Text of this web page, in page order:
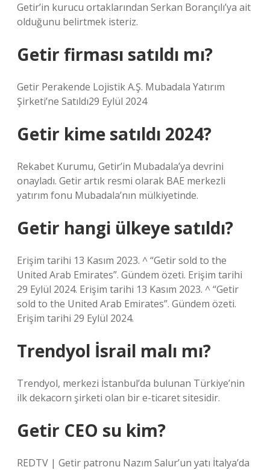
Getir’in kurucu ortaklarından Serkan Borançılı’ya ait
olduğunu belirtmek isteriz.
Getir firması satıldı mı?
Getir Perakende Lojistik A.Ş. Mubadala Yatırım
Şirketi’ne Satıldı29 Eylül 2024
Getir kime satıldı 2024?
Rekabet Kurumu, Getir’in Mubadala’ya devrini
onayladı. Getir artık resmi olarak BAE merkezli
yatırım fonu Mubadala’nın mülkiyetinde.
Getir hangi ülkeye satıldı?
Erişim tarihi 13 Kasım 2023. ^ “Getir sold to the
United Arab Emirates”. Gündem özeti. Erişim tarihi
29 Eylül 2024. Erişim tarihi 13 Kasım 2023. ^ “Getir
sold to the United Arab Emirates”. Gündem özeti.
Erişim tarihi 29 Eylül 2024.
Trendyol İsrail malı mı?
Trendyol, merkezi İstanbul’da bulunan Türkiye’nin
ilk dekacorn şirketi olan bir e-ticaret sitesidir.
Getir CEO su kim?
REDTV | Getir patronu Nazım Salur’un yatı İtalya’da